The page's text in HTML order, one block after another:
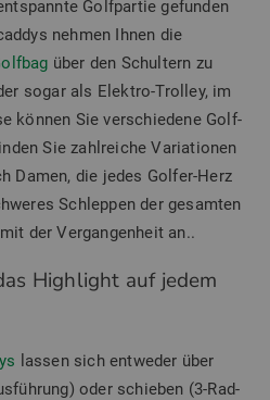
Golfpartie gefunden
nehmen Ihnen die
über den Schultern zu
sogar als Elektro-Trolley, im
können Sie verschiedene Golf-
Sie zahlreiche Variationen
Damen, die jedes Golfer-Herz
Schleppen der gesamten
der Vergangenheit an..
Highlight auf jedem
lassen sich entweder über
oder schieben (3-Rad-